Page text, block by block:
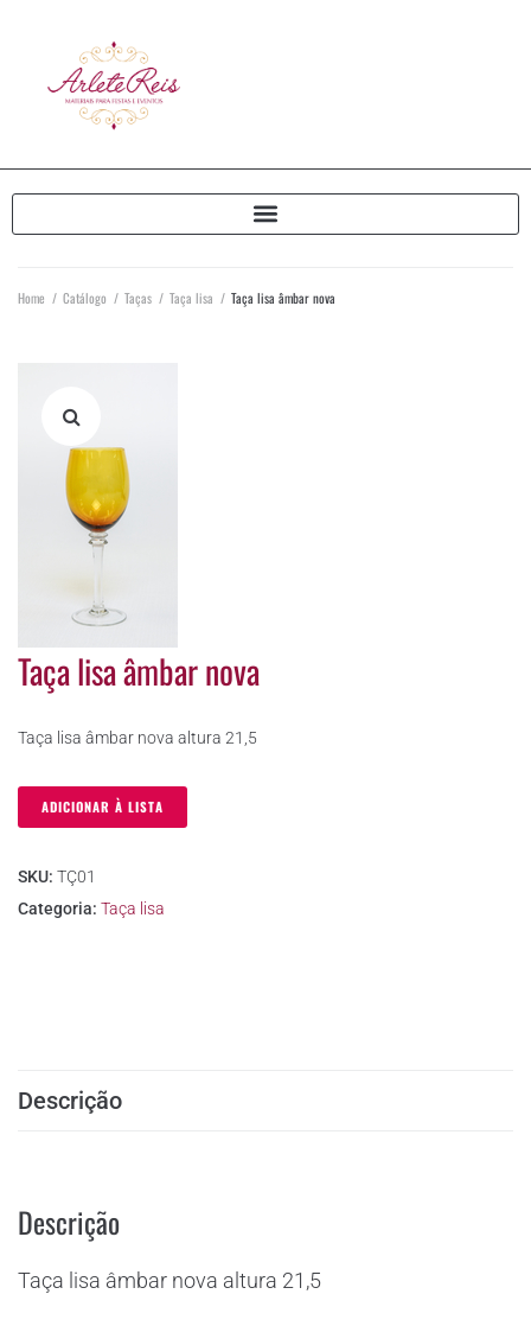
Home / Catálogo / Taças / Taça lisa / Taça lisa âmbar nova
Taça lisa âmbar nova
Taça lisa âmbar nova altura 21,5
ADICIONAR À LISTA
SKU: TÇ01
Categoria: Taça lisa
Descrição
Descrição
Taça lisa âmbar nova altura 21,5